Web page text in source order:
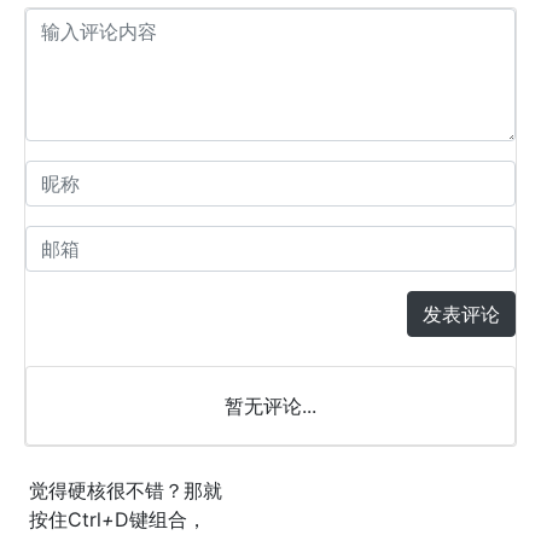
发表评论
暂无评论...
觉得硬核很不错？那就
按住Ctrl+D键组合，